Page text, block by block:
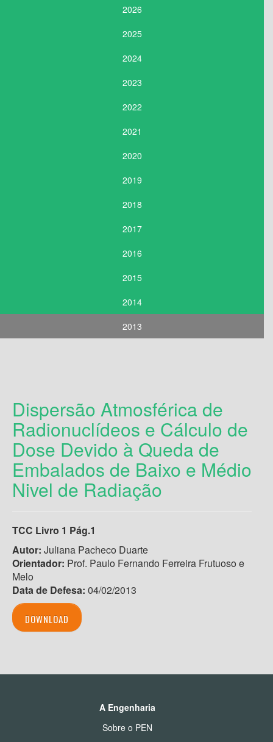
2026
2025
2024
2023
2022
2021
2020
2019
2018
2017
2016
2015
2014
2013
Dispersão Atmosférica de
Radionuclídeos e Cálculo de
Dose Devido à Queda de
Embalados de Baixo e Médio
Nivel de Radiação
TCC Livro 1 Pág.1
Autor: Juliana Pacheco Duarte
Orientador: Prof. Paulo Fernando Ferreira Frutuoso e
Melo
Data de Defesa: 04/02/2013
DOWNLOAD
A Engenharia
Sobre o PEN